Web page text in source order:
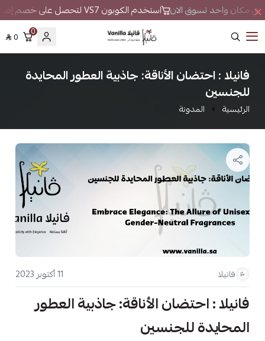
في مكان واحد تسوق الان استخدم الكوبون VS7 لتحصل على خصم إضافي
فانيلا
0
0
فانيلا : احتضان الأناقة: جاذبية العطور المحايدة
للجنسين
الرئيسية المدونة
فانيلا 11 أكتوبر 2023
فانيلا : احتضان الأناقة: جاذبية العطور
المحايدة للجنسين